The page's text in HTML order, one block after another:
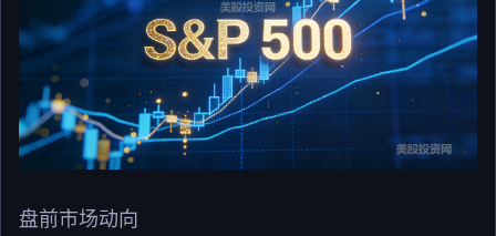
盘前市场动向